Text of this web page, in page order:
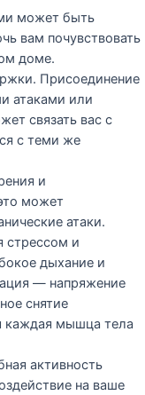
может быть
вам почувствовать
доме.
Присоединение
атаками или
связать вас с
с теми же
и
может
атаки.
стрессом и
дыхание и
— напряжение
снятие
каждая мышца тела
активность
на ваше